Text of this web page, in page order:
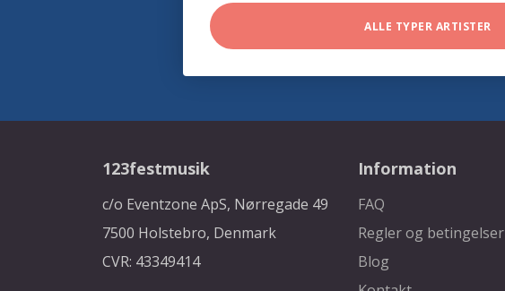
ALLE TYPER ARTISTER
123festmusik
c/o Eventzone ApS, Nørregade 49
7500 Holstebro, Denmark
CVR: 43349414
Information
FAQ
Regler og betingelser
Blog